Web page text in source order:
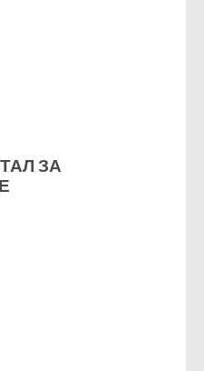
ЗА